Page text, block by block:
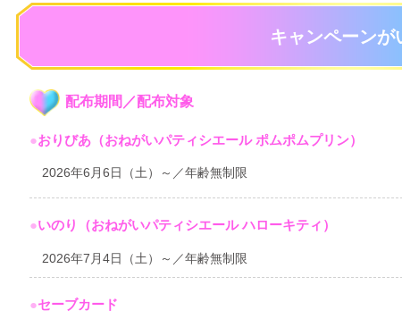
キャンペーンが
配布期間／配布対象
●おりびあ（おねがいパティシエール ポムポムプリン）
2026年6月6日（土）～／年齢無制限
●いのり（おねがいパティシエール ハローキティ）
2026年7月4日（土）～／年齢無制限
●セーブカード